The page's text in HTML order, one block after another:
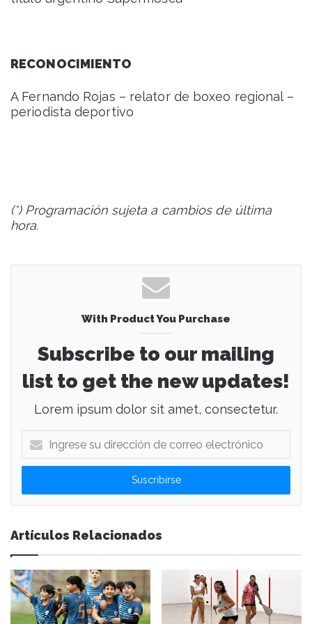
RECONOCIMIENTO
A Fernando Rojas – relator de boxeo regional –
periodista deportivo
(*) Programación sujeta a cambios de última
hora.
With Product You Purchase
Subscribe to our mailing
list to get the new updates!
Lorem ipsum dolor sit amet, consectetur.
g
e
s
u
d
i
r
e
Artículos Relacionados